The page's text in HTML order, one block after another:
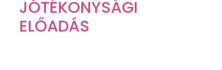
JÓTÉKONYSÁGI
ELŐADÁS